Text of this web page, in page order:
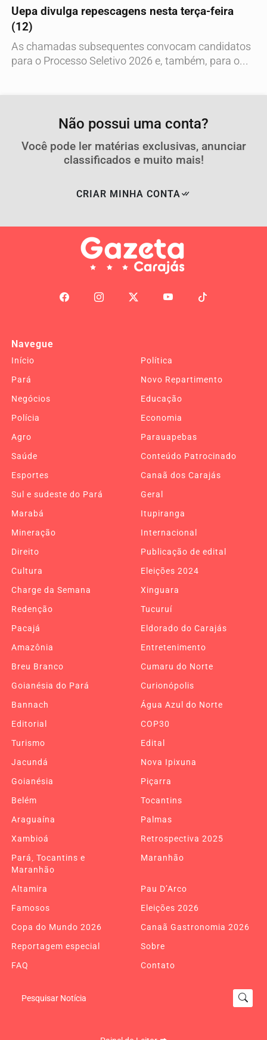
Uepa divulga repescagens nesta terça-feira
(12)
As chamadas subsequentes convocam candidatos
para o Processo Seletivo 2026 e, também, para o...
Não possui uma conta?
Você pode ler matérias exclusivas, anunciar
classificados e muito mais!
CRIAR MINHA CONTA
Navegue
Início
Política
Pará
Novo Repartimento
Negócios
Educação
Polícia
Economia
Agro
Parauapebas
Saúde
Conteúdo Patrocinado
Esportes
Canaã dos Carajás
Sul e sudeste do Pará
Geral
Marabá
Itupiranga
Mineração
Internacional
Direito
Publicação de edital
Cultura
Eleições 2024
Charge da Semana
Xinguara
Redenção
Tucuruí
Pacajá
Eldorado do Carajás
Amazônia
Entretenimento
Breu Branco
Cumaru do Norte
Goianésia do Pará
Curionópolis
Bannach
Água Azul do Norte
Editorial
COP30
Turismo
Edital
Jacundá
Nova Ipixuna
Goianésia
Piçarra
Belém
Tocantins
Araguaína
Palmas
Xambioá
Retrospectiva 2025
Pará, Tocantins e
Maranhão
Maranhão
Altamira
Pau D’Arco
Famosos
Eleições 2026
Copa do Mundo 2026
Canaã Gastronomia 2026
Reportagem especial
Sobre
FAQ
Contato
Pesquisar Notícia